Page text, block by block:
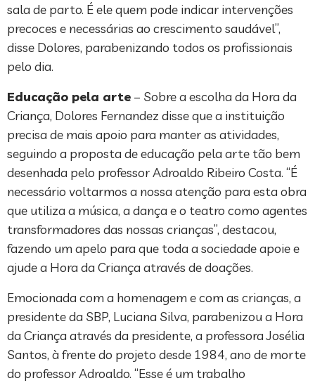
sala de parto. É ele quem pode indicar intervenções
precoces e necessárias ao crescimento saudável”,
disse Dolores, parabenizando todos os profissionais
pelo dia.
Educação pela arte – Sobre a escolha da Hora da
Criança, Dolores Fernandez disse que a instituição
precisa de mais apoio para manter as atividades,
seguindo a proposta de educação pela arte tão bem
desenhada pelo professor Adroaldo Ribeiro Costa. “É
necessário voltarmos a nossa atenção para esta obra
que utiliza a música, a dança e o teatro como agentes
transformadores das nossas crianças”, destacou,
fazendo um apelo para que toda a sociedade apoie e
ajude a Hora da Criança através de doações.
Emocionada com a homenagem e com as crianças, a
presidente da SBP, Luciana Silva, parabenizou a Hora
da Criança através da presidente, a professora Josélia
Santos, à frente do projeto desde 1984, ano de morte
do professor Adroaldo. “Esse é um trabalho